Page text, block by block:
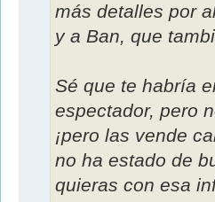
más detalles por
y a Ban, que
Sé que te habría
espectador, pero
¡pero las vende
no ha estado de
quieras con esa